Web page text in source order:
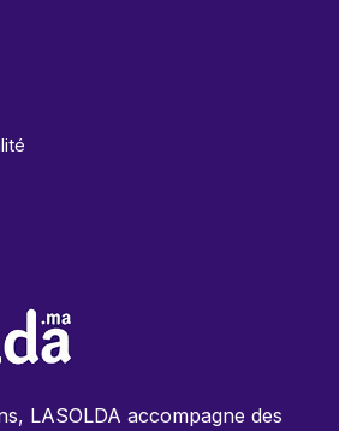
LASOLDA accompagne des